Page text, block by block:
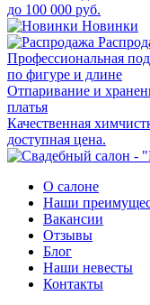
до 100 000 руб.
Новинки
Профессиональная
по фигуре и длине
Отпаривание и
платья
Качественная
доступная цена.
О салоне
Наши
Вакансии
Отзывы
Блог
Наши невесты
Контакты